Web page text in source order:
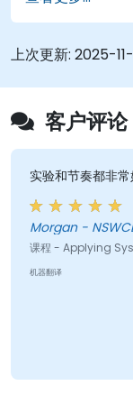
上次更新: 2025-
客户评
实验和节奏都非
Morgan -
课程 - Applying
机器翻译